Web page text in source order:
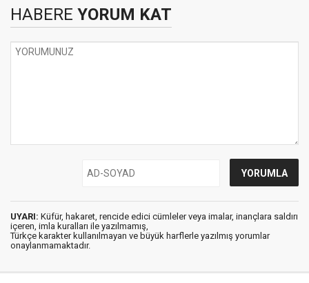
HABERE YORUM KAT
UYARI: Küfür, hakaret, rencide edici cümleler veya imalar, inançlara saldırı
içeren, imla kuralları ile yazılmamış,
Türkçe karakter kullanılmayan ve büyük harflerle yazılmış yorumlar
onaylanmamaktadır.